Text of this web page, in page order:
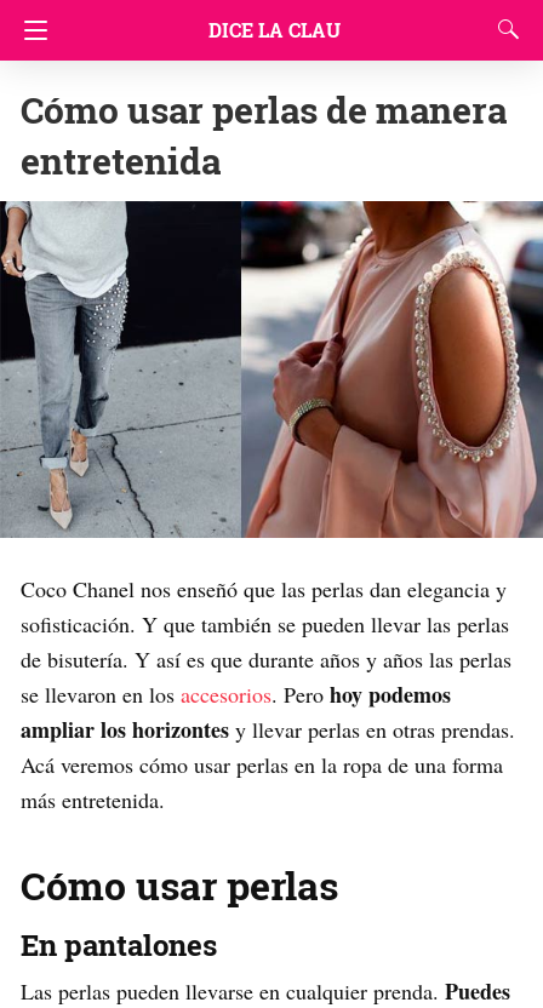
DICE LA CLAU
Cómo usar perlas de manera
entretenida
Coco Chanel nos enseñó que las perlas dan elegancia y
sofisticación. Y que también se pueden llevar las perlas
de bisutería. Y así es que durante años y años las perlas
se llevaron en los accesorios. Pero hoy podemos
ampliar los horizontes y llevar perlas en otras prendas.
Acá veremos cómo usar perlas en la ropa de una forma
más entretenida.
Cómo usar perlas
En pantalones
Las perlas pueden llevarse en cualquier prenda. Puedes